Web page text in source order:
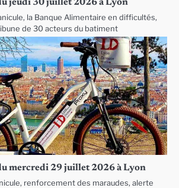
jeudi 30 juillet 2026 à Lyon
la Banque Alimentaire en difficultés,
de 30 acteurs du batiment
mercredi 29 juillet 2026 à Lyon
renforcement des maraudes, alerte